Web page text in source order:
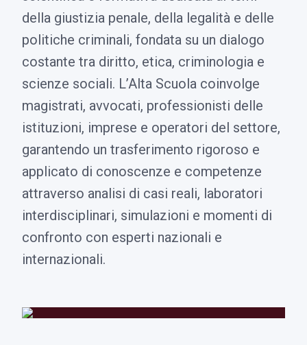
della giustizia penale, della legalità e delle
politiche criminali, fondata su un dialogo
costante tra diritto, etica, criminologia e
scienze sociali. L’Alta Scuola coinvolge
magistrati, avvocati, professionisti delle
istituzioni, imprese e operatori del settore,
garantendo un trasferimento rigoroso e
applicato di conoscenze e competenze
attraverso analisi di casi reali, laboratori
interdisciplinari, simulazioni e momenti di
confronto con esperti nazionali e
internazionali.